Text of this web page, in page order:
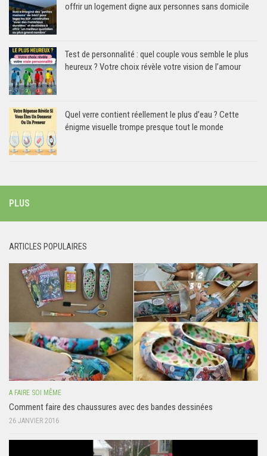
offrir un logement digne aux personnes sans domicile
Test de personnalité : quel couple vous semble le plus
heureux ? Votre choix révèle votre vision de l’amour
Quel verre contient réellement le plus d’eau ? Cette
énigme visuelle trompe presque tout le monde
PLUS
ARTICLES POPULAIRES
A FAIRE SOI MÊME
Comment faire des chaussures avec des bandes dessinées
26 JANVIER 2016